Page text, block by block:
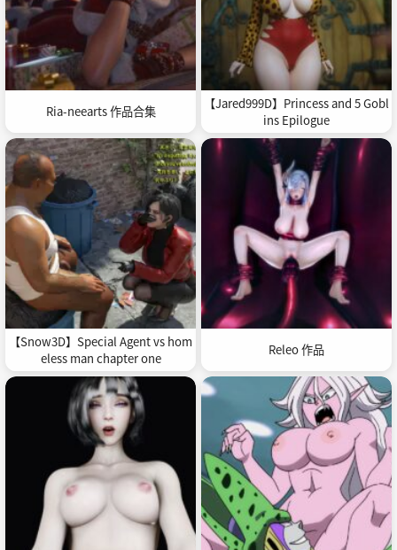
Ria-neearts 作品合集
【Jared999D】Princess and 5 Gobl
ins Epilogue
【Snow3D】Special Agent vs hom
eless man chapter one
Releo 作品